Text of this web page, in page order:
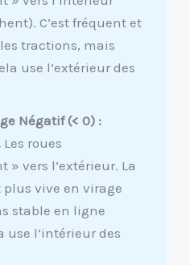
C’est fréquent et
tractions, mais
use l’extérieur des
Négatif (< 0) :
Les roues
» vers l’extérieur. La
vive en virage
stable en ligne
use l’intérieur des